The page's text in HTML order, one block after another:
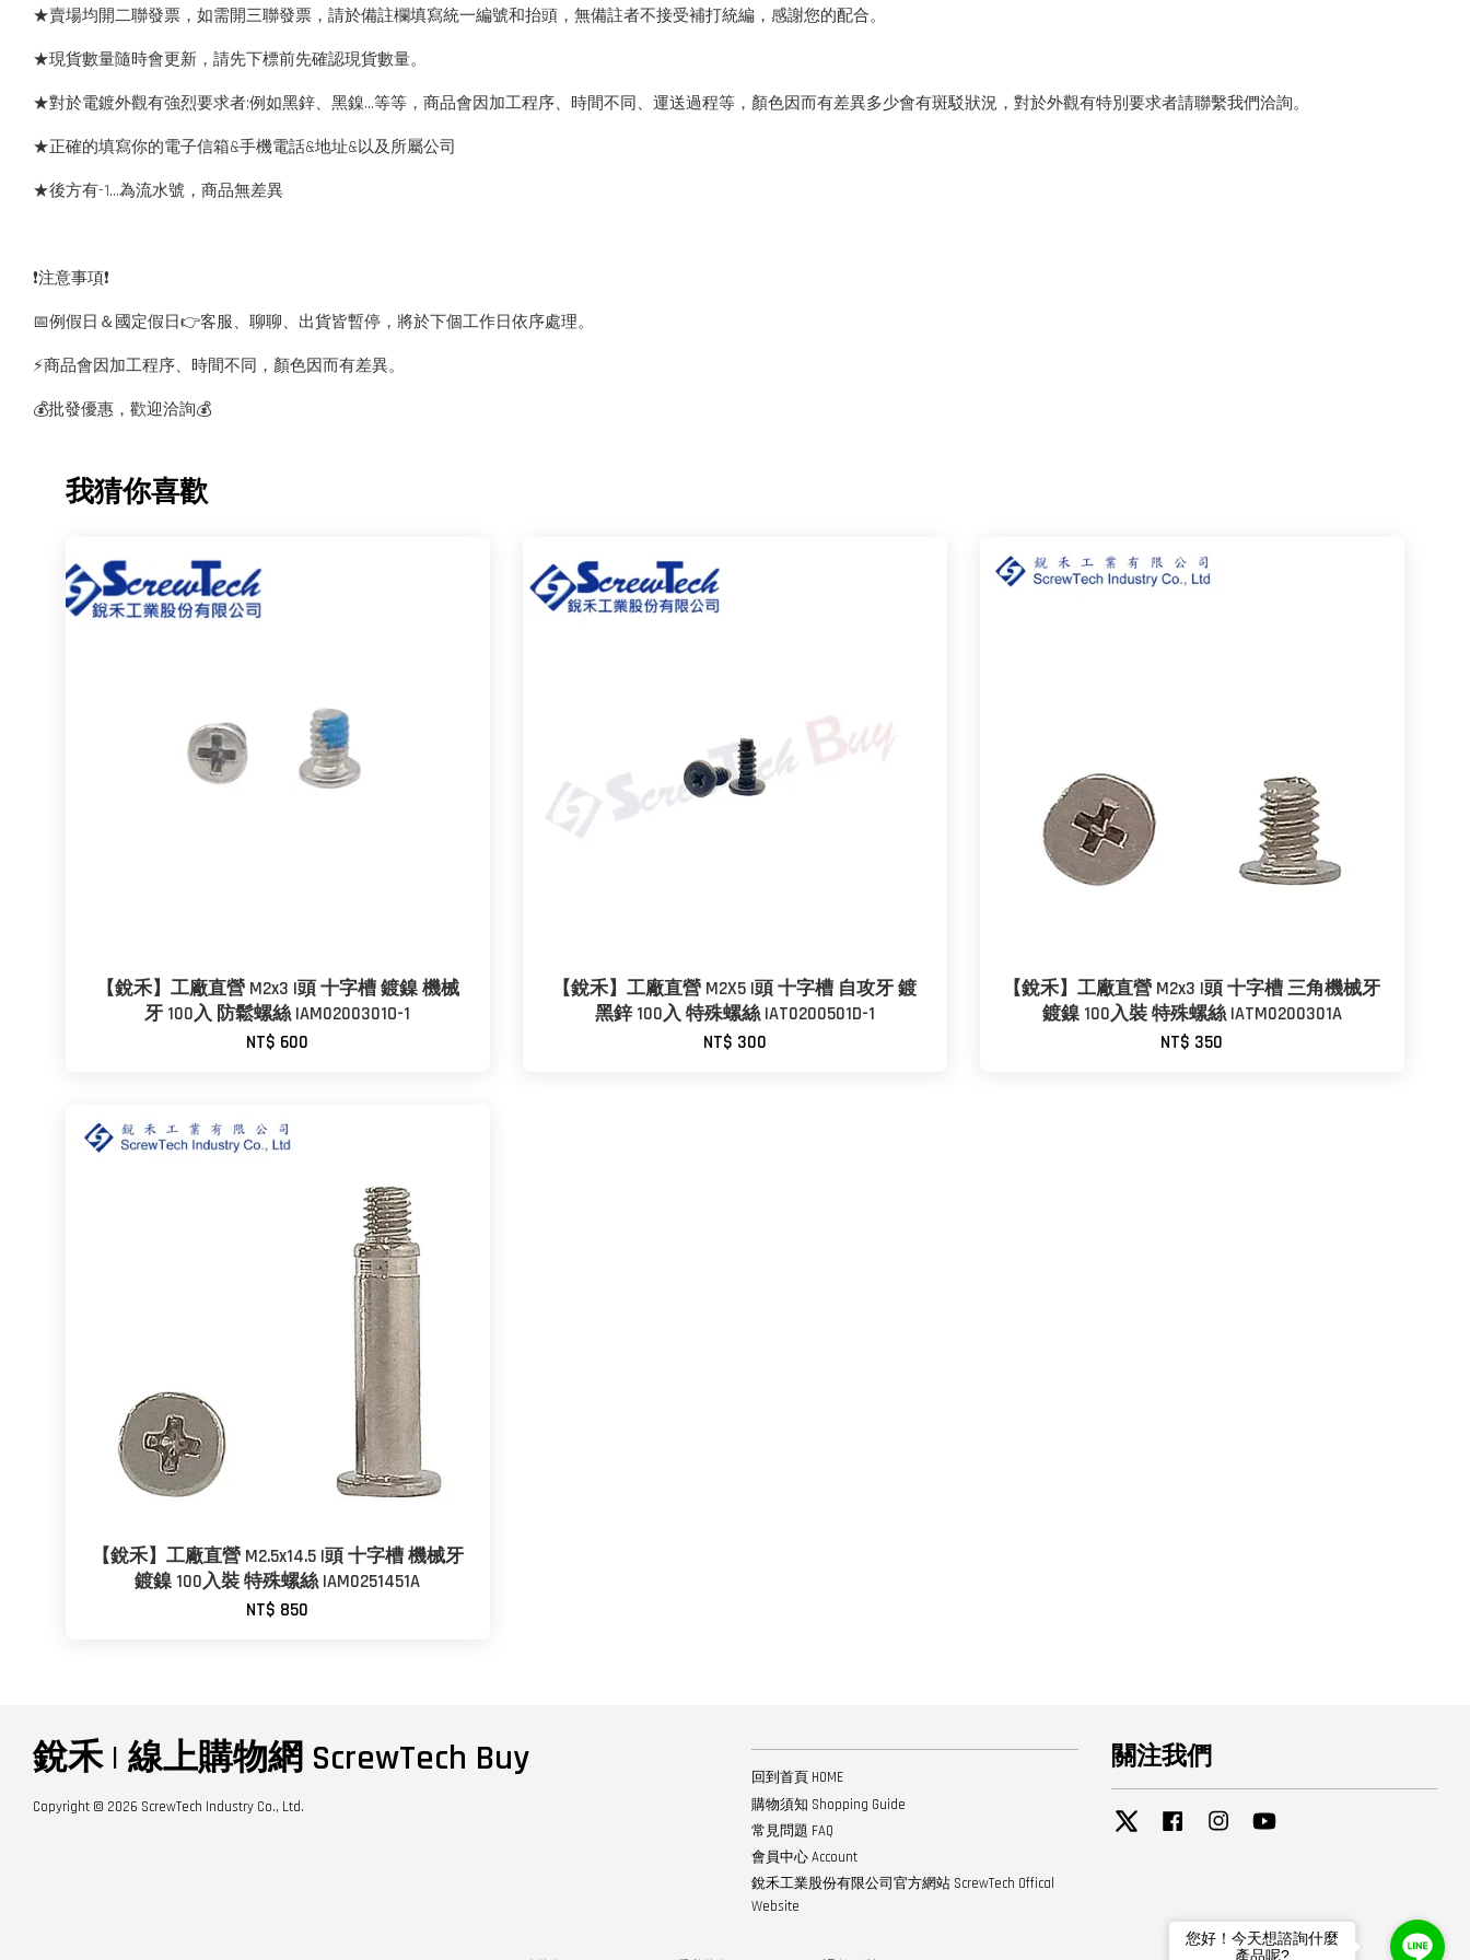
★賣場均開二聯發票，如需開三聯發票，請於備註欄填寫統一編號和抬頭，無備註者不接受補打統編，感謝您的配合。
★現貨數量隨時會更新，請先下標前先確認現貨數量。
★對於電鍍外觀有強烈要求者:例如黑鋅、黑鎳...等等，商品會因加工程序、時間不同、運送過程等，顏色因而有差異多少會有斑駁狀況，對於外觀有特別要求者請聯繫我們洽詢。
★正確的填寫你的電子信箱&手機電話&地址&以及所屬公司
★後方有-1…為流水號，商品無差異
❗️注意事項❗️
📅例假日＆國定假日👉客服、聊聊、出貨皆暫停，將於下個工作日依序處理。
⚡️商品會因加工程序、時間不同，顏色因而有差異。
💰批發優惠，歡迎洽詢💰
我猜你喜歡
【銳禾】工廠直營 M2x3 I頭 十字槽 鍍鎳 機械
牙 100入 防鬆螺絲 IAM0200301O-1
NT$ 600
【銳禾】工廠直營 M2X5 I頭 十字槽 自攻牙 鍍
黑鋅 100入 特殊螺絲 IAT0200501D-1
NT$ 300
【銳禾】工廠直營 M2x3 I頭 十字槽 三角機械牙
鍍鎳 100入裝 特殊螺絲 IATM0200301A
NT$ 350
【銳禾】工廠直營 M2.5x14.5 I頭 十字槽 機械牙
鍍鎳 100入裝 特殊螺絲 IAM0251451A
NT$ 850
銳禾 | 線上購物網 ScrewTech Buy
Copyright © 2026 ScrewTech Industry Co., Ltd.
回到首頁 HOME
購物須知 Shopping Guide
常見問題 FAQ
會員中心 Account
銳禾工業股份有限公司官方網站 ScrewTech Offical
Website
關注我們
Twitter Facebook Instagram
您好！今天想諮詢什麼
產品呢?